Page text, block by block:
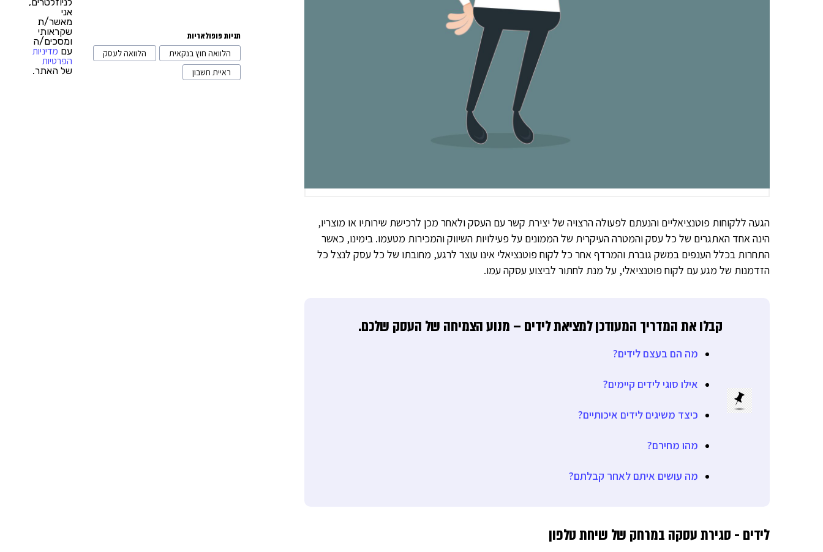
הגעה ללקוחות פוטנציאליים והנעתם לפעולה הרצויה של יצירת קשר עם העסק ולאחר מכן לרכישת שירותיו או מוצריו,
הינה אחד האתגרים של כל עסק והמטרה העיקרית של הממונים על פעילויות השיווק והמכירות מטעמו. בימינו, כאשר
התחרות בכלל הענפים במשק גוברת והמרדף אחר כל לקוח פוטנציאלי אינו עוצר לרגע, מחובתו של כל עסק לנצל כל
הזדמנות של מגע עם לקוח פוטנציאלי, על מנת לחתור לביצוע עסקה עמו.
קבלו את המדריך המעודכן למציאת לידים – מנוע הצמיחה של העסק שלכם.
מה הם בעצם לידים?
אילו סוגי לידים קיימים?
כיצד משיגים לידים איכותיים?
מהו מחירם?
מה עושים איתם לאחר קבלתם?
לידים - סגירת עסקה במרחק של שיחת טלפון
אני
מאשר/ת
שקראותי
ומסכים/ה
עם מדיניות
הפרטיות
של האתר.
תגיות פופולאריות
הלוואה חוץ בנקאית
הלוואה לעסק
ראיית חשבון